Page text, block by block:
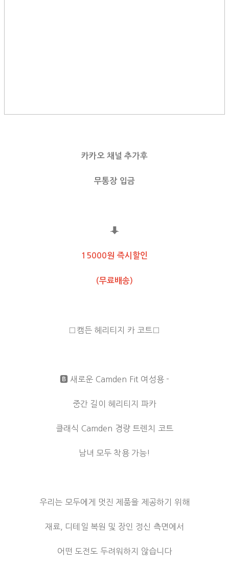
카카오 채널 추가후
무통장 입금
⬇
15000원 즉시할인
(무료배송)
□캠든 헤리티지 카 코트□
🅱️ 새로운 Camden Fit 여성용 -
중간 길이 헤리티지 파카
클래식 Camden 경량 트렌치 코트
남녀 모두 착용 가능!
우리는 모두에게 멋진 제품을 제공하기 위해
재료, 디테일 복원 및 장인 정신 측면에서
어떤 도전도 두려워하지 않습니다